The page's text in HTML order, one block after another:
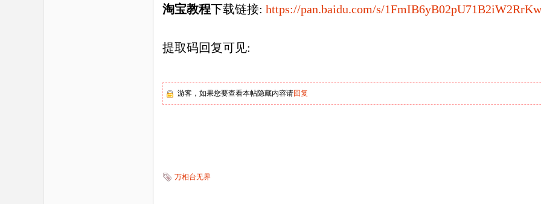
淘宝教程下载链接: https://pan.baidu.com/s/1FmIB6yB02pU71B2iW2RrKw
提取码回复可见:
游客，如果您要查看本帖隐藏内容请回复
万相台无界